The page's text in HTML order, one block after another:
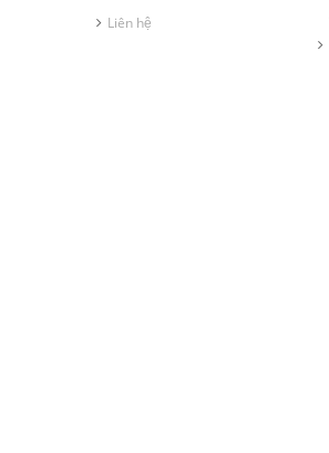
Liên hệ